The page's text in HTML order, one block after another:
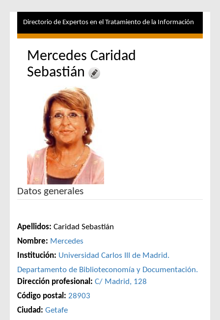
Directorio de Expertos en el Tratamiento de la Información
Mercedes Caridad
Sebastián
Datos generales
Apellidos: Caridad Sebastián
Nombre: Mercedes
Institución: Universidad Carlos III de Madrid.
Departamento de Biblioteconomía y Documentación.
Dirección profesional: C/ Madrid, 128
Código postal: 28903
Ciudad: Getafe